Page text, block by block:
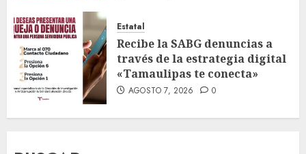
Estatal
Recibe la SABG denuncias a
través de la estrategia digital
«Tamaulipas te conecta»
AGOSTO 7, 2026 0